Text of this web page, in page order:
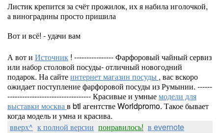
Листик крепится за счёт прожилок, их я набила иголочкой,
а виноградины просто пришила
Вот и всё! - удачи вам
А вот и Источник ! ---------------- Фарфоровый чайный сервиз
или набор столовой посуды- отличный новогодний
подарок. На сайтеинтернет магазин посуды , вас вскоро
ожидает поступление фарфоровой посуды из Румынии. ------
---------------------------------- Красивые и умныемодели для
выставки москвав btl агентстве Worldpromo. Такое бывает
когда модель и умна и красива.
вверх^ к полной версии понравилось! в evernote